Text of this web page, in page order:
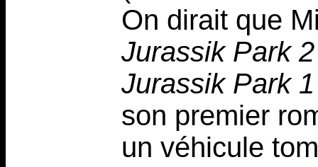
On dirait que
Jurassik Park 2
Jurassik Park 1
son premier
un véhicule